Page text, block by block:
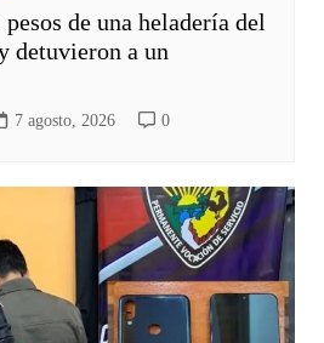
de una heladería del
detuvieron a un
7 agosto, 2026 0